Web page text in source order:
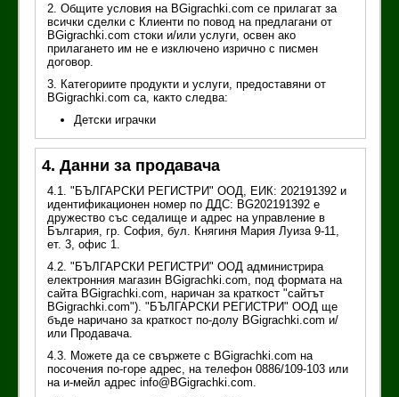
2. Общите условия на BGigrachki.com се прилагат за
всички сделки с Клиенти по повод на предлагани от
BGigrachki.com стоки и/или услуги, освен ако
прилагането им не е изключено изрично с писмен
договор.
3. Категориите продукти и услуги, предоставяни от
BGigrachki.com са, както следва:
Детски играчки
4. Данни за продавача
4.1. "БЪЛГАРСКИ РЕГИСТРИ" ООД, ЕИК: 202191392 и
идентификационен номер по ДДС: BG202191392 е
дружество със седалище и адрес на управление в
България, гр. София, бул. Княгиня Мария Луиза 9-11,
ет. 3, офис 1.
4.2. "БЪЛГАРСКИ РЕГИСТРИ" ООД администрира
електронния магазин BGigrachki.com, под формата на
сайта BGigrachki.com, наричан за краткост "сайтът
BGigrachki.com"). "БЪЛГАРСКИ РЕГИСТРИ" ООД щe
бъде наричано за краткост по-долу BGigrachki.com и/
или Продавача.
4.3. Можете да се свържете с BGigrachki.com на
посочения по-горе адрес, на телефон 0886/109-103 или
на и-мейл адрес info@BGigrachki.com.